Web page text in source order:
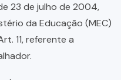
23 de julho de 2004,
da Educação (MEC)
11, referente a